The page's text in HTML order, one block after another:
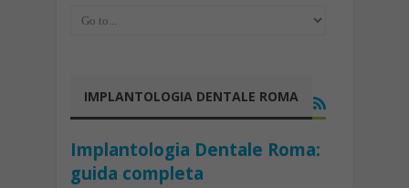
IMPLANTOLOGIA DENTALE ROMA
Implantologia Dentale Roma:
guida completa